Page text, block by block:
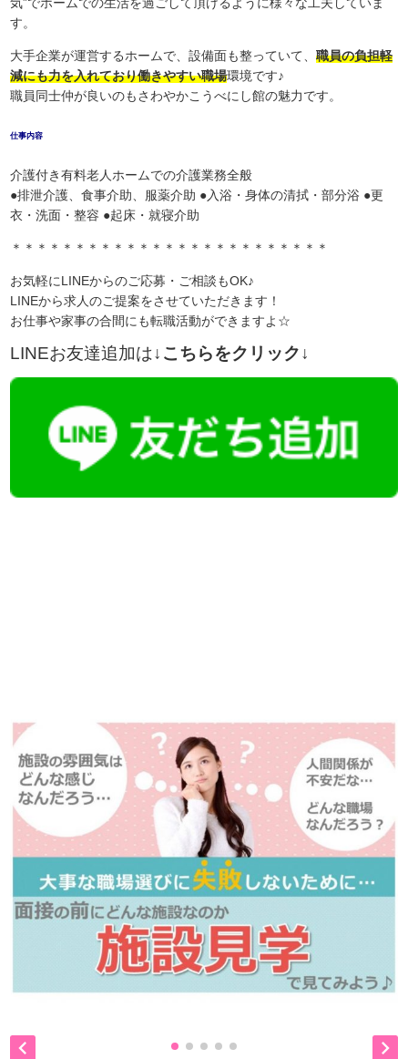
す。
大手企業が運営するホームで、設備面も整っていて、職員の負担軽
減にも力を入れており働きやすい職場環境です♪
職員同士仲が良いのもさわやかこうべにし館の魅力です。
仕事内容
介護付き有料老人ホームでの介護業務全般
●排泄介護、食事介助、服薬介助 ●入浴・身体の清拭・部分浴 ●更
衣・洗面・整容 ●起床・就寝介助
＊＊＊＊＊＊＊＊＊＊＊＊＊＊＊＊＊＊＊＊＊＊＊＊＊
お気軽にLINEからのご応募・ご相談もOK♪
LINEから求人のご提案をさせていただきます！
お仕事や家事の合間にも転職活動ができますよ☆
LINEお友達追加は↓こちらをクリック↓
 